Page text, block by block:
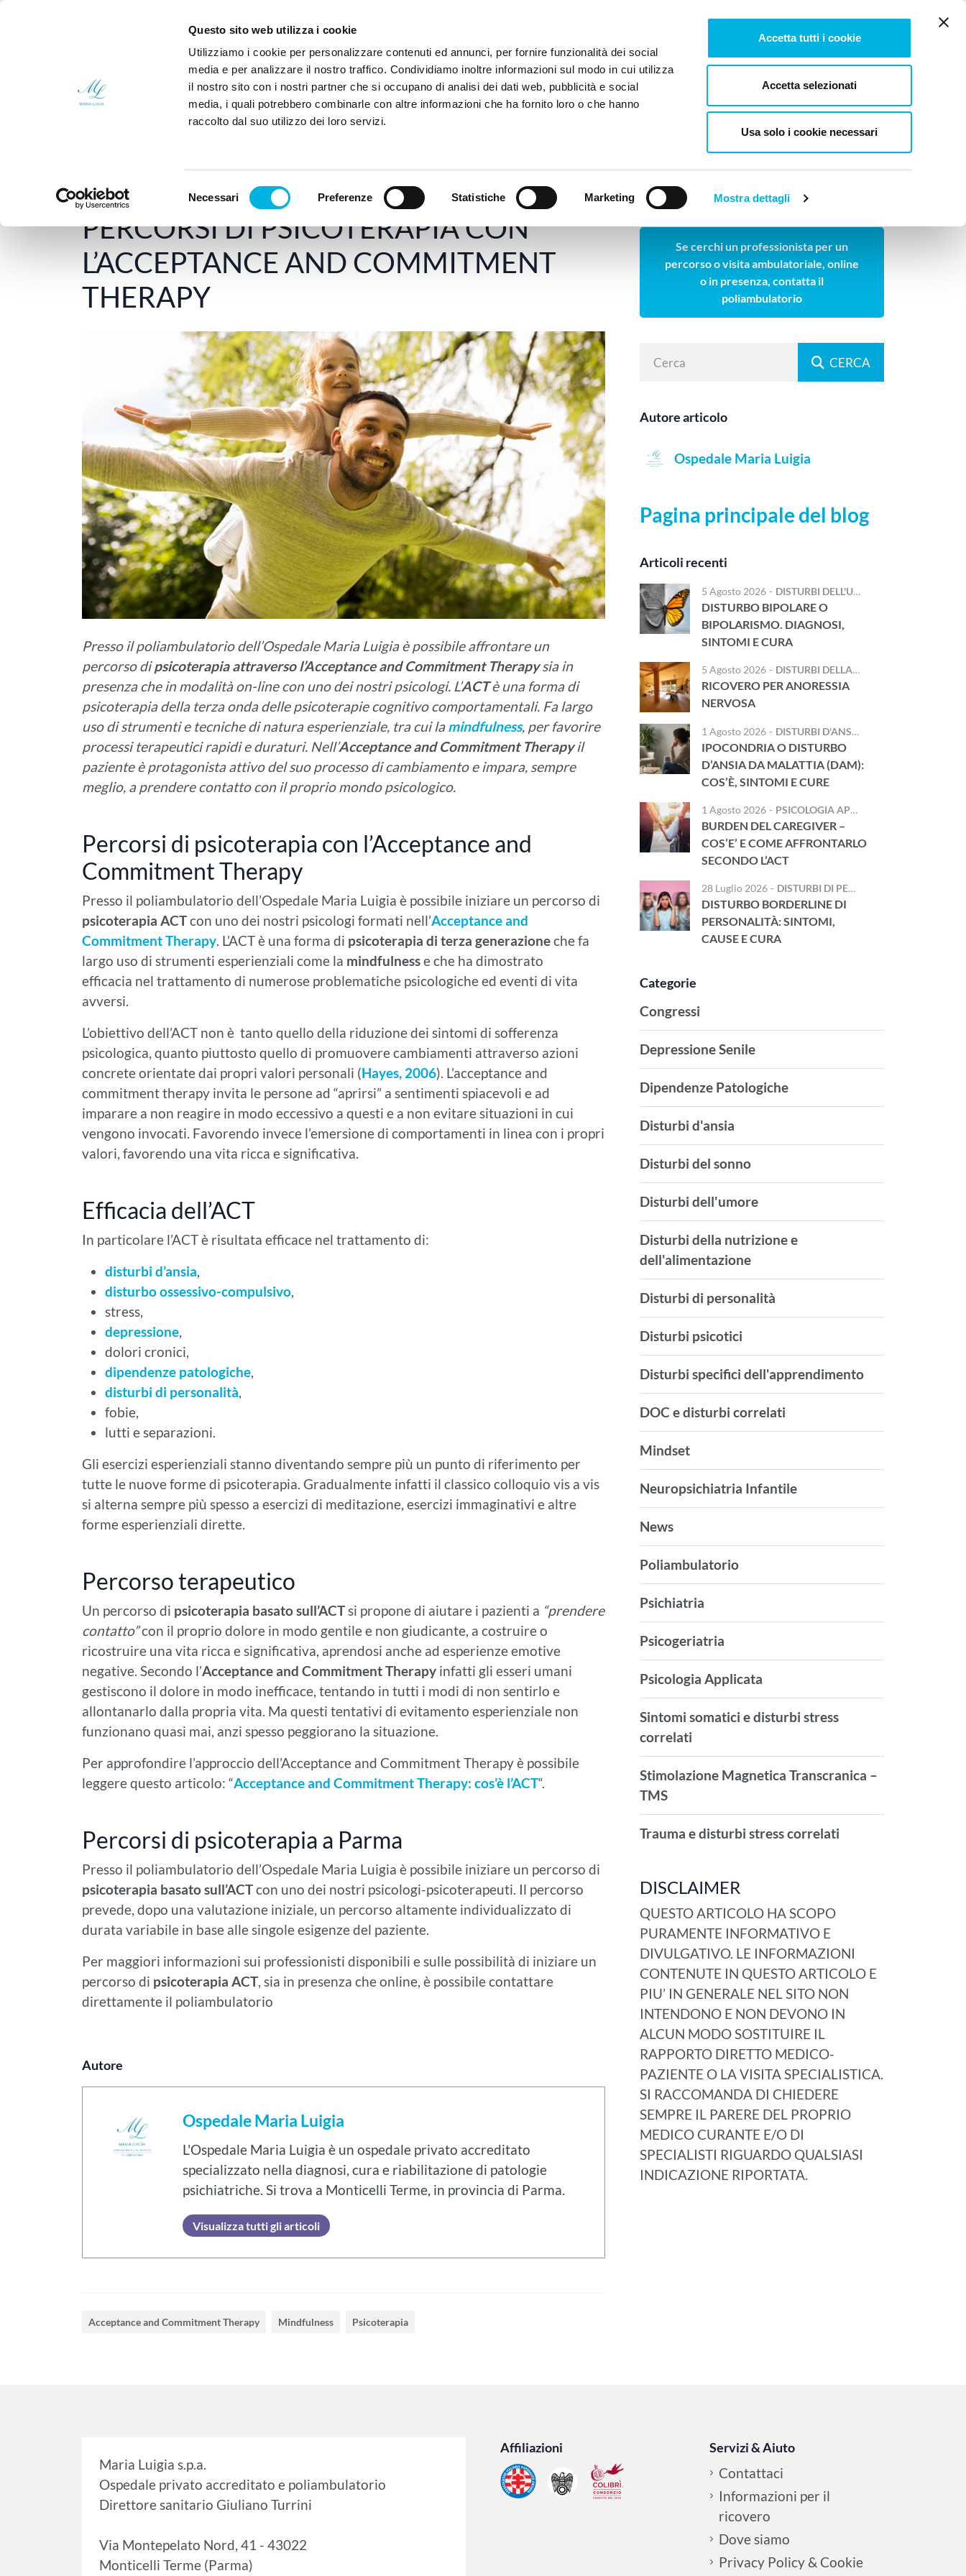
Questo sito web utilizza i cookie
Utilizziamo i cookie per personalizzare contenuti ed annunci, per fornire funzionalità dei social
media e per analizzare il nostro traffico. Condividiamo inoltre informazioni sul modo in cui utilizza
il nostro sito con i nostri partner che si occupano di analisi dei dati web, pubblicità e social
media, i quali potrebbero combinarle con altre informazioni che ha fornito loro o che hanno
raccolto dal suo utilizzo dei loro servizi.
Necessari Preferenze Statistiche Marketing Mostra dettagli
Accetta tutti i cookie
Accetta selezionati
Usa solo i cookie necessari
Tesi e pubblicazioni Lavora con noi Newsletter
Poliambulatorio rTMS Blog
7 Ottobre 2017 POLIAMBULATORIO
PERCORSI DI PSICOTERAPIA CON
L’ACCEPTANCE AND COMMITMENT
THERAPY
Presso il poliambulatorio dell’Ospedale Maria Luigia è possibile affrontare un
percorso dipsicoterapia attraverso l’Acceptance and Commitment Therapysia in
presenza che in modalità on-line con uno dei nostri psicologi. L’ACTè una forma di
psicoterapia della terza onda delle psicoterapie cognitivo comportamentali. Fa largo
uso di strumenti e tecniche di natura esperienziale, tra cui lamindfulness, per favorire
processi terapeutici rapidi e duraturi. Nell’Acceptance and Commitment Therapyil
paziente è protagonista attivo del suo processo di cambiamento e impara, sempre
meglio, a prendere contatto con il proprio mondo psicologico.
Percorsi di psicoterapia con l’Acceptance and
Commitment Therapy
Presso il poliambulatorio dell’Ospedale Maria Luigia è possibile iniziare un percorso di
psicoterapia ACTcon uno dei nostri psicologi formati nell’Acceptance and
Commitment Therapy. L’ACT è una forma di psicoterapia di terza generazioneche fa
largo uso di strumenti esperienziali come la mindfulnesse che ha dimostrato
efficacia nel trattamento di numerose problematiche psicologiche ed eventi di vita
avversi.
L’obiettivo dell’ACT non è tanto quello della riduzione dei sintomi di sofferenza
psicologica, quanto piuttosto quello di promuovere cambiamenti attraverso azioni
concrete orientate dai propri valori personali (Hayes, 2006). L’acceptance and
commitment therapy invita le persone ad “aprirsi” a sentimenti spiacevoli e ad
imparare a non reagire in modo eccessivo a questi e a non evitare situazioni in cui
vengono invocati. Favorendo invece l’emersione di comportamenti in linea con i propri
valori, favorendo una vita ricca e significativa.
Efficacia dell’ACT
In particolare l’ACT è risultata efficace nel trattamento di:
disturbi d’ansia,
disturbo ossessivo-compulsivo,
stress,
depressione,
dolori cronici,
dipendenze patologiche,
disturbi di personalità,
fobie,
lutti e separazioni.
Gli esercizi esperienziali stanno diventando sempre più un punto di riferimento per
tutte le nuove forme di psicoterapia. Gradualmente infatti il classico colloquio vis a vis
si alterna sempre più spesso a esercizi di meditazione, esercizi immaginativi e altre
forme esperienziali dirette.
Percorso terapeutico
Un percorso di psicoterapia basato sull’ACTsi propone di aiutare i pazienti a “prendere
contatto”con il proprio dolore in modo gentile e non giudicante, a costruire o
ricostruire una vita ricca e significativa, aprendosi anche ad esperienze emotive
negative. Secondo l’Acceptance and Commitment Therapy infatti gli esseri umani
gestiscono il dolore in modo inefficace, tentando in tutti i modi di non sentirlo e
allontanarlo dalla propria vita. Ma questi tentativi di evitamento esperienziale non
funzionano quasi mai, anzi spesso peggiorano la situazione.
Per approfondire l’approccio dell’Acceptance and Commitment Therapy è possibile
leggere questo articolo: “Acceptance and Commitment Therapy: cos’è l’ACT“.
Percorsi di psicoterapia a Parma
Presso il poliambulatorio dell’Ospedale Maria Luigia è possibile iniziare un percorso di
psicoterapia basato sull’ACTcon uno dei nostri psicologi-psicoterapeuti. Il percorso
prevede, dopo una valutazione iniziale, un percorso altamente individualizzato di
durata variabile in base alle singole esigenze del paziente.
Per maggiori informazioni sui professionisti disponibili e sulle possibilità di iniziare un
percorso di psicoterapia ACT, sia in presenza che online, è possibile contattare
direttamente il poliambulatorio
Autore
Ospedale Maria Luigia
L'Ospedale Maria Luigia è un ospedale privato accreditato
specializzato nella diagnosi, cura e riabilitazione di patologie
psichiatriche. Si trova a Monticelli Terme, in provincia di Parma.
Visualizza tutti gli articoli
Acceptance and Commitment Therapy Mindfulness Psicoterapia
Cerchi un professionista ambulatoriale?
Se cerchi un professionista per un
percorso o visita ambulatoriale, online
o in presenza, contatta il
poliambulatorio
CERCA
Autore articolo
Ospedale Maria Luigia
Pagina principale del blog
Articoli recenti
5 Agosto 2026 - DISTURBI DELL'UMORE
DISTURBO BIPOLARE O
BIPOLARISMO. DIAGNOSI,
SINTOMI E CURA
5 Agosto 2026 - DISTURBI DELLA NUTRIZIONE E DELL'ALIMENTAZIONE
RICOVERO PER ANORESSIA
NERVOSA
1 Agosto 2026 - DISTURBI D'ANSIA
IPOCONDRIA O DISTURBO
D’ANSIA DA MALATTIA (DAM):
COS’È, SINTOMI E CURE
1 Agosto 2026 - PSICOLOGIA APPLICATA
BURDEN DEL CAREGIVER –
COS’E’ E COME AFFRONTARLO
SECONDO L’ACT
28 Luglio 2026 - DISTURBI DI PERSONALITÀ
DISTURBO BORDERLINE DI
PERSONALITÀ: SINTOMI,
CAUSE E CURA
Categorie
Congressi
Depressione Senile
Dipendenze Patologiche
Disturbi d'ansia
Disturbi del sonno
Disturbi dell'umore
Disturbi della nutrizione e
dell'alimentazione
Disturbi di personalità
Disturbi psicotici
Disturbi specifici dell'apprendimento
DOC e disturbi correlati
Mindset
Neuropsichiatria Infantile
News
Poliambulatorio
Psichiatria
Psicogeriatria
Psicologia Applicata
Sintomi somatici e disturbi stress
correlati
Stimolazione Magnetica Transcranica –
TMS
Trauma e disturbi stress correlati
DISCLAIMER
QUESTO ARTICOLO HA SCOPO
PURAMENTE INFORMATIVO E
DIVULGATIVO. LE INFORMAZIONI
CONTENUTE IN QUESTO ARTICOLO E
PIU’ IN GENERALE NEL SITO NON
INTENDONO E NON DEVONO IN
ALCUN MODO SOSTITUIRE IL
RAPPORTO DIRETTO MEDICO-
PAZIENTE O LA VISITA SPECIALISTICA.
SI RACCOMANDA DI CHIEDERE
SEMPRE IL PARERE DEL PROPRIO
MEDICO CURANTE E/O DI
SPECIALISTI RIGUARDO QUALSIASI
INDICAZIONE RIPORTATA.
Maria Luigia s.p.a.
Ospedale privato accreditato e poliambulatorio
Direttore sanitario Giuliano Turrini
Via Montepelato Nord, 41 - 43022
Monticelli Terme (Parma)
Affiliazioni Servizi & Aiuto
Contattaci
Informazioni per il
ricovero
Dove siamo
Privacy Policy & Cookie